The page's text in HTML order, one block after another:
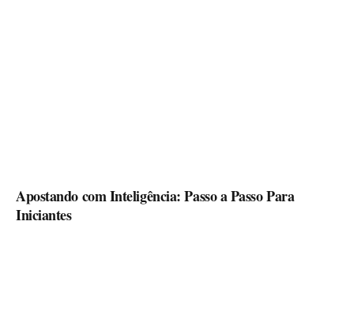
Apostando com Inteligência: Passo a Passo Para
Iniciantes